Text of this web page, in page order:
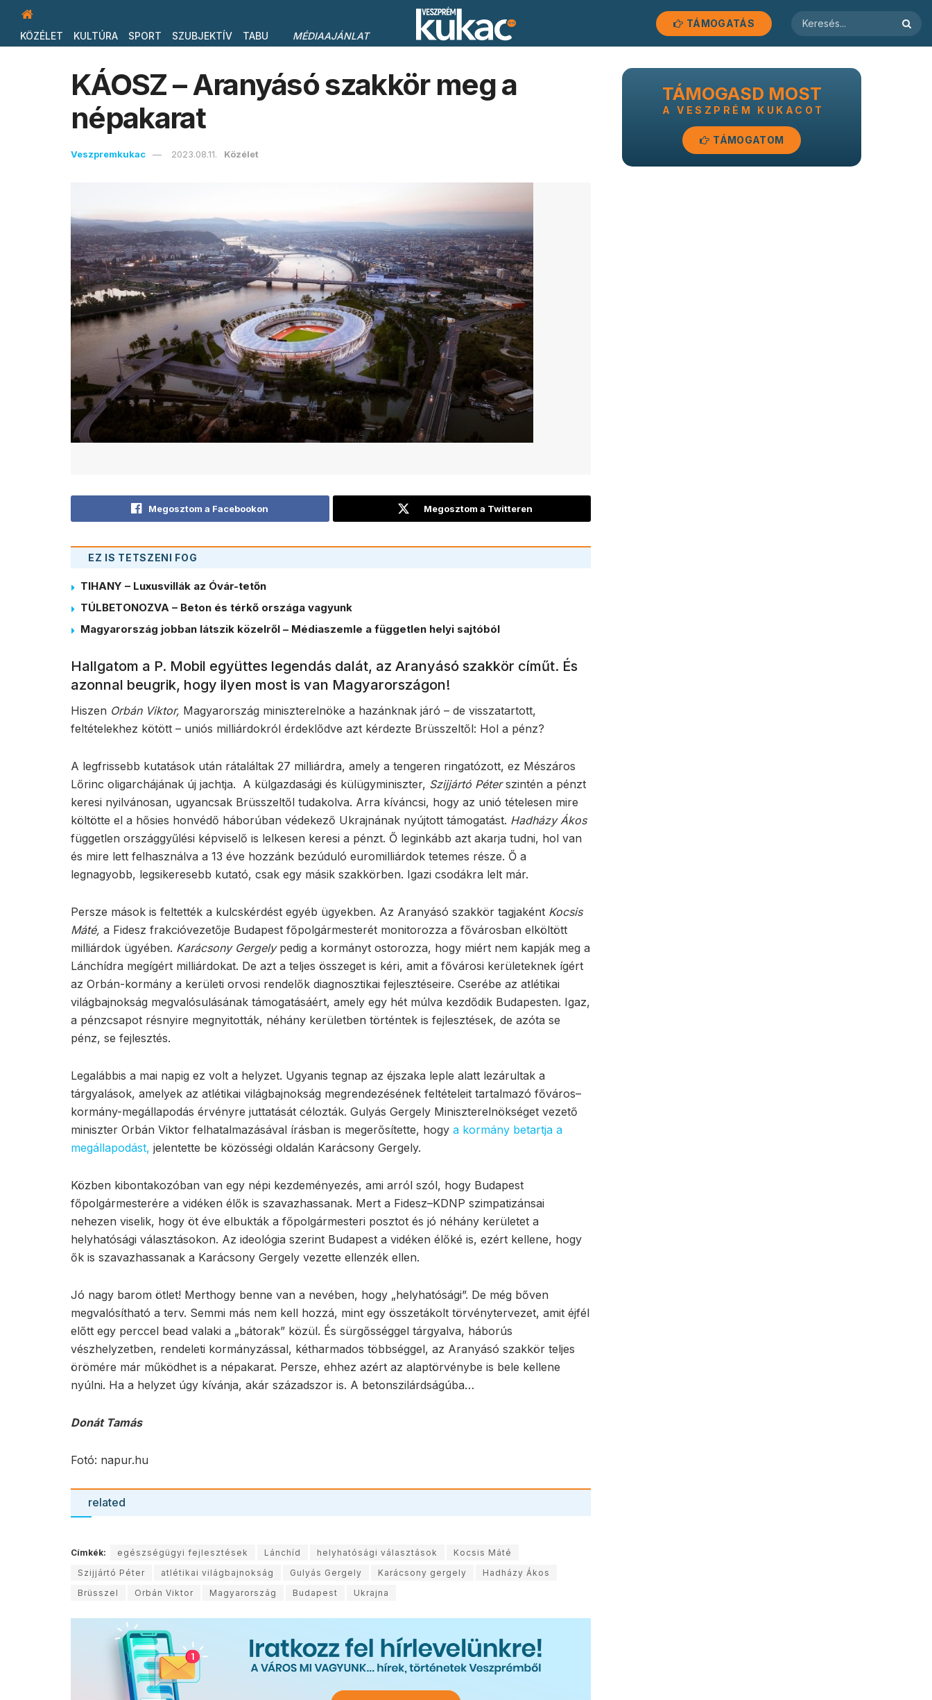
KÖZÉLET KULTÚRA SPORT SZUBJEKTÍV TABU MÉDIAAJÁNLAT
TÁMOGATÁS
KÁOSZ – Aranyásó szakkör meg a
népakarat
Veszpremkukac 2023.08.11. Közélet
Megosztom a Facebookon Megosztom a Twitteren
EZ IS TETSZENI FOG
TIHANY – Luxusvillák az Óvár-tetőn
TÚLBETONOZVA – Beton és térkő országa vagyunk
Magyarország jobban látszik közelről – Médiaszemle a független helyi sajtóból
Hallgatom a P. Mobil együttes legendás dalát, az Aranyásó szakkör címűt. És
azonnal beugrik, hogy ilyen most is van Magyarországon!
Hiszen Orbán Viktor, Magyarország miniszterelnöke a hazánknak járó – de visszatartott,
feltételekhez kötött – uniós milliárdokról érdeklődve azt kérdezte Brüsszeltől: Hol a pénz?
A legfrissebb kutatások után rátaláltak 27 milliárdra, amely a tengeren ringatózott, ez Mészáros
Lőrinc oligarchájának új jachtja. A külgazdasági és külügyminiszter, Szijjártó Péterszintén a pénzt
keresi nyilvánosan, ugyancsak Brüsszeltől tudakolva. Arra kíváncsi, hogy az unió tételesen mire
költötte el a hősies honvédő háborúban védekező Ukrajnának nyújtott támogatást. Hadházy Ákos
független országgyűlési képviselő is lelkesen keresi a pénzt. Ő leginkább azt akarja tudni, hol van
és mire lett felhasználva a 13 éve hozzánk bezúduló euromilliárdok tetemes része. Ő a
legnagyobb, legsikeresebb kutató, csak egy másik szakkörben. Igazi csodákra lelt már.
Persze mások is feltették a kulcskérdést egyéb ügyekben. Az Aranyásó szakkör tagjaként Kocsis
Máté, a Fidesz frakcióvezetője Budapest főpolgármesterét monitorozza a fővárosban elköltött
milliárdok ügyében. Karácsony Gergelypedig a kormányt ostorozza, hogy miért nem kapják meg a
Lánchídra megígért milliárdokat. De azt a teljes összeget is kéri, amit a fővárosi kerületeknek ígért
az Orbán-kormány a kerületi orvosi rendelők diagnosztikai fejlesztéseire. Cserébe az atlétikai
világbajnokság megvalósulásának támogatásáért, amely egy hét múlva kezdődik Budapesten. Igaz,
a pénzcsapot résnyire megnyitották, néhány kerületben történtek is fejlesztések, de azóta se
pénz, se fejlesztés.
Legalábbis a mai napig ez volt a helyzet. Ugyanis tegnap az éjszaka leple alatt lezárultak a
tárgyalások, amelyek az atlétikai világbajnokság megrendezésének feltételeit tartalmazó főváros–
kormány-megállapodás érvényre juttatását célozták. Gulyás Gergely Miniszterelnökséget vezető
miniszter Orbán Viktor felhatalmazásával írásban is megerősítette, hogy a kormány betartja a
megállapodást, jelentette be közösségi oldalán Karácsony Gergely.
Közben kibontakozóban van egy népi kezdeményezés, ami arról szól, hogy Budapest
főpolgármesterére a vidéken élők is szavazhassanak. Mert a Fidesz–KDNP szimpatizánsai
nehezen viselik, hogy öt éve elbukták a főpolgármesteri posztot és jó néhány kerületet a
helyhatósági választásokon. Az ideológia szerint Budapest a vidéken élőké is, ezért kellene, hogy
ők is szavazhassanak a Karácsony Gergely vezette ellenzék ellen.
Jó nagy barom ötlet! Merthogy benne van a nevében, hogy „helyhatósági”. De még bőven
megvalósítható a terv. Semmi más nem kell hozzá, mint egy összetákolt törvénytervezet, amit éjfél
előtt egy perccel bead valaki a „bátorak” közül. És sürgősséggel tárgyalva, háborús
vészhelyzetben, rendeleti kormányzással, kétharmados többséggel, az Aranyásó szakkör teljes
örömére már működhet is a népakarat. Persze, ehhez azért az alaptörvénybe is bele kellene
nyúlni. Ha a helyzet úgy kívánja, akár századszor is. A betonszilárdságúba…
Donát Tamás
Fotó: napur.hu
related
Címkék: egészségügyi fejlesztések Lánchíd helyhatósági választások
Kocsis Máté
Szijjártó Péter
atlétikai világbajnokság Gulyás Gergely Karácsony gergely
Hadházy Ákos
Brüsszel
Orbán Viktor Magyarország Budapest Ukrajna
TÁMOGASD MOST
A VESZPRÉM KUKACOT
TÁMOGATOM